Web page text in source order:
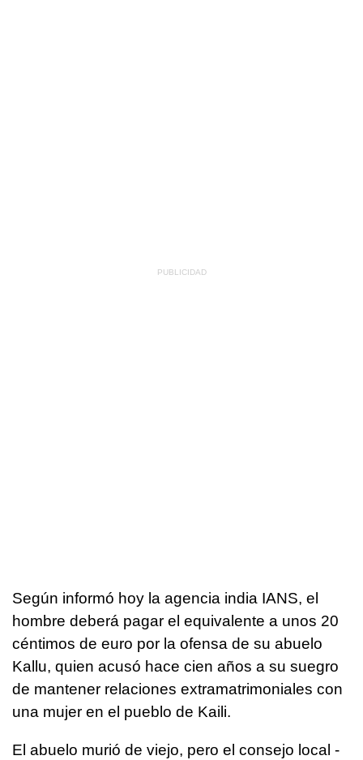
Según informó hoy la agencia india IANS, el
hombre deberá pagar el equivalente a unos 20
céntimos de euro por la ofensa de su abuelo
Kallu, quien acusó hace cien años a su suegro
de mantener relaciones extramatrimoniales con
una mujer en el pueblo de Kaili.
El abuelo murió de viejo, pero el consejo local -